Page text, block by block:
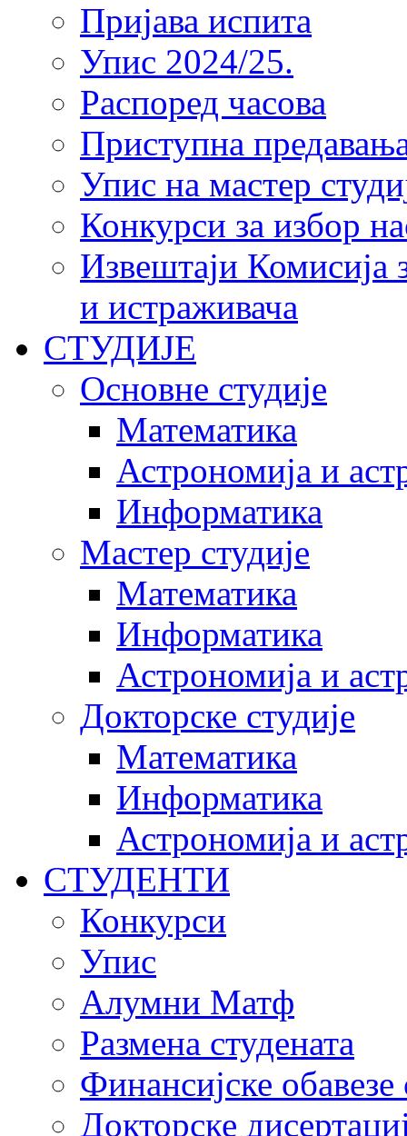
Пријава испита
Упис 2024/25.
Распоред часова
Приступна
Упис на мастер
Конкурси за избор
Извештаји Комисија
и истраживача
СТУДИЈЕ
Основне студије
Математика
Астрономија и
Информатика
Мастер студије
Математика
Информатика
Астрономија и
Докторске студије
Математика
Информатика
Астрономија и
СТУДЕНТИ
Конкурси
Упис
Алумни Матф
Размена студената
Финансијске обавезе
Докторске